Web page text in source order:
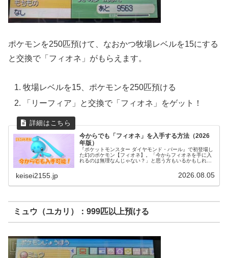
ポケモンを250匹預けて、なおかつ牧場レベルを15にする
と交換で「フィオネ」がもらえます。
牧場レベルを15、ポケモンを250匹預ける
「リーフィア」と交換で「フィオネ」をゲット！
今からでも「フィオネ」を入手する方法（2026
年版）
『ポケットモンスター ダイヤモンド・パール』で初登場し
た幻のポケモン【フィオネ】。「今からフィオネを手に入
れるのは無理なんじゃない？」と思う方もいるかもしれま
keisei2155.jp 2026.08.05
ミュウ（ユカリ）：999匹以上預ける